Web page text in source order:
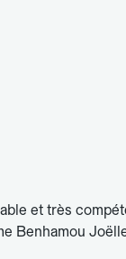
et très
Benhamou